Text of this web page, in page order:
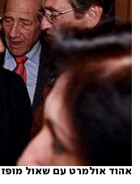
אהוד אולמרט עם שאול מופז